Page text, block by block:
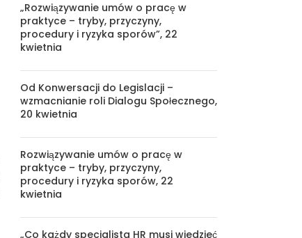
„Rozwiązywanie umów o pracę w
praktyce – tryby, przyczyny,
procedury i ryzyka sporów”, 22
kwietnia
Od Konwersacji do Legislacji –
wzmacnianie roli Dialogu Społecznego,
20 kwietnia
Rozwiązywanie umów o pracę w
praktyce – tryby, przyczyny,
procedury i ryzyka sporów, 22
kwietnia
„Co każdy specjalista HR musi wiedzieć